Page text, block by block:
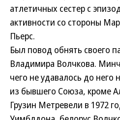
атлетичных сестер с
активности со стороны
Пьерс.
Был повод обнять своего
Владимира Волчкова.
чего не удавалось до него
из бывшего Союза, кроме
Грузин Метревели в 1972